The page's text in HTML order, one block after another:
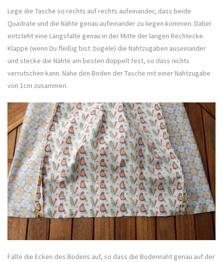
Lege die Tasche so rechts auf rechts aufeinander, dass beide
Quadrate und die Nähte genau aufeinander zu liegen kommen. Dabei
entsteht eine Längsfalte genau in der Mitte der langen Rechtecke.
Klappe (wenn Du fleißig bist: bügele) die Nahtzugaben auseinander
und stecke die Nähte am besten doppelt fest, so dass nichts
verrutschen kann. Nähe den Boden der Tasche mit einer Nahtzugabe
von 1cm zusammen.
Falte die Ecken des Bodens auf, so dass die Bodennaht genau auf der